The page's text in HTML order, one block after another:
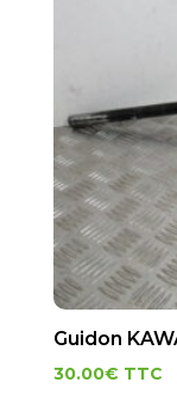
Guidon
30.00€ TTC